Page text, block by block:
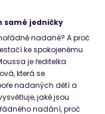
samé jedničky
nadané? A proč
ke spokojenému
je ředitelka
která se
nadaných dětí a
jaké jsou
nadání, proč